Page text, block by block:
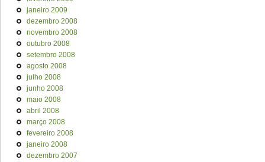
janeiro 2009
dezembro 2008
novembro 2008
outubro 2008
setembro 2008
agosto 2008
julho 2008
junho 2008
maio 2008
abril 2008
março 2008
fevereiro 2008
janeiro 2008
dezembro 2007